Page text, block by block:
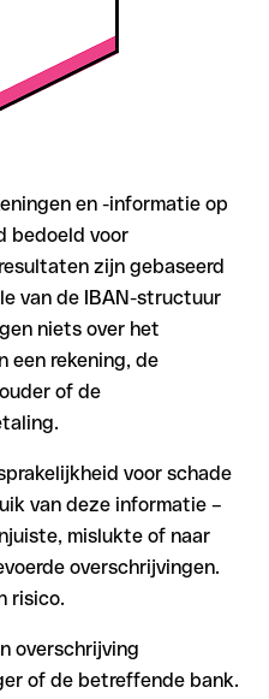
en -informatie op
bedoeld voor
zijn gebaseerd
van de IBAN-structuur
niets over het
een rekening, de
of de
voor schade
van deze informatie –
mislukte of naar
overschrijvingen.
risico.
overschrijving
of de betreffende bank.